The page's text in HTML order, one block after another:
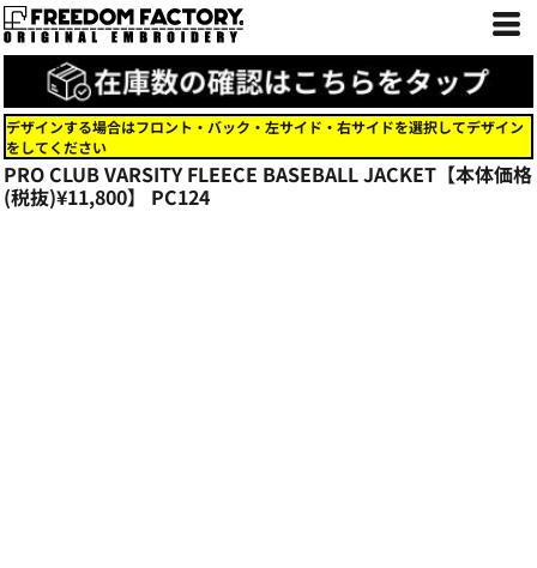
デザインする場合はフロント・バック・左サイド・右サイドを選択してデザイン
をしてください
PRO CLUB VARSITY FLEECE BASEBALL JACKET【本体価格
(税抜)¥11,800】 PC124